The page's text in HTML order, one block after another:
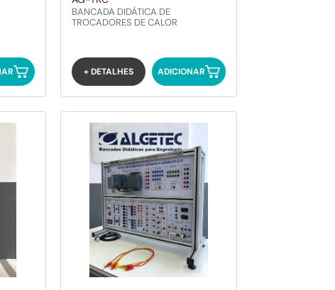
BANCADA DIDÁTICA DE
TROCADORES DE CALOR
+ DETALHES ADICIONAR